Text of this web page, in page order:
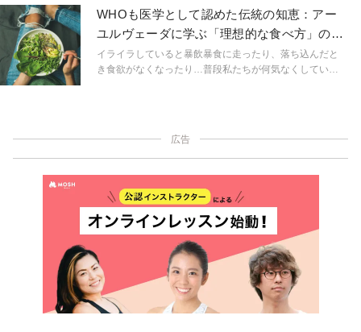
を避けて、この冬を元気に過ごすための6つの秘訣を教え
てくれた。
WHOも医学として認めた伝統の知恵：アー
ユルヴェーダに学ぶ「理想的な食べ方」の５
W１H
イライラしていると暴飲暴食に走ったり、落ち込んだと
き食欲がなくなったり…普段私たちが何気なくしている
広告